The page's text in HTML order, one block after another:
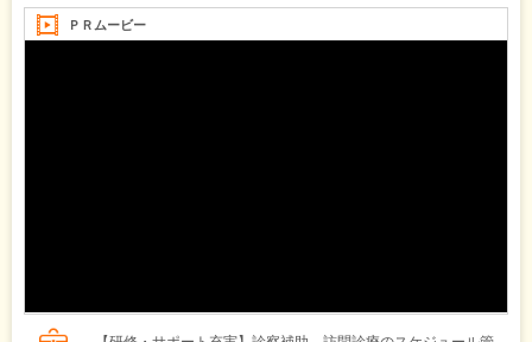
ＰＲムービー